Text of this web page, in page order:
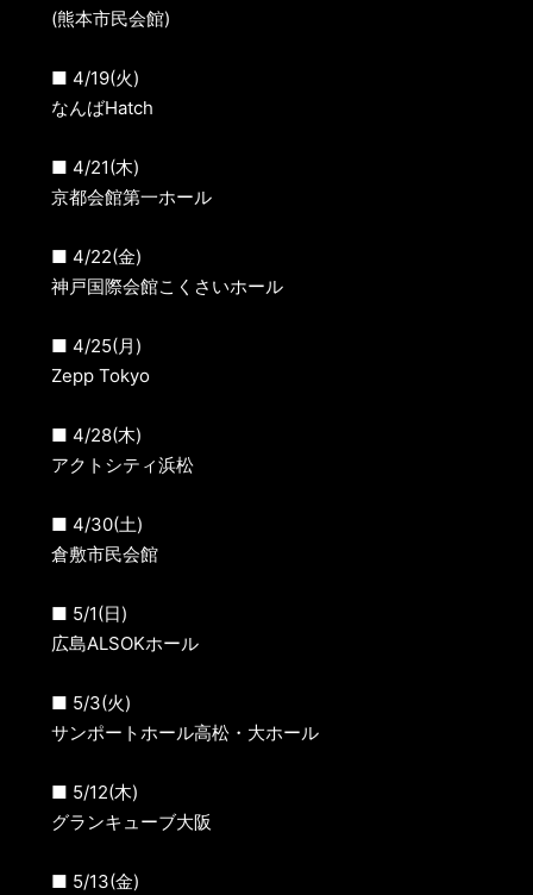
(熊本市民会館)
■ 4/19(火)
なんばHatch
■ 4/21(木)
京都会館第一ホール
■ 4/22(金)
神戸国際会館こくさいホール
■ 4/25(月)
Zepp Tokyo
■ 4/28(木)
アクトシティ浜松
■ 4/30(土)
倉敷市民会館
■ 5/1(日)
広島ALSOKホール
■ 5/3(火)
サンポートホール高松・大ホール
■ 5/12(木)
グランキューブ大阪
■ 5/13(金)